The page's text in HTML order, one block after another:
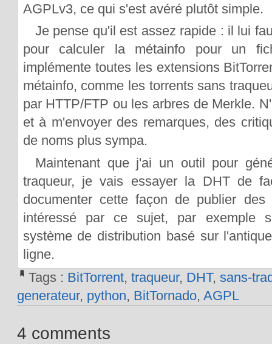
AGPLv3, ce qui s'est avéré plutôt simple.
Je pense qu'il est assez rapide : il lui
pour calculer la métainfo pour un
implémente toutes les extensions
métainfo, comme les torrents sans
par HTTP/FTP ou les arbres de Merkle.
et à m'envoyer des remarques, des
de noms plus sympa.
Maintenant que j'ai un outil pour
traqueur, je vais essayer la DHT de
documenter cette façon de publier
intéressé par ce sujet, par exemple
système de distribution basé sur
ligne.
Tags : BitTorrent, traqueur, DHT, sans-
generateur, python, BitTornado, AGPL
4 comments